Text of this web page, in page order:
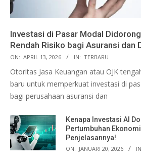
Investasi di Pasar Modal
Rendah Risiko bagi Asuransi dan
ON: APRIL 13, 2026 IN: TERBARU
Otoritas Jasa Keuangan atau OJK
baru untuk memperkuat investasi di
bagi perusahaan asuransi dan
Kenapa Investasi AI
Pertumbuhan
Penjelasannya!
ON: JANUARI 20, 2026